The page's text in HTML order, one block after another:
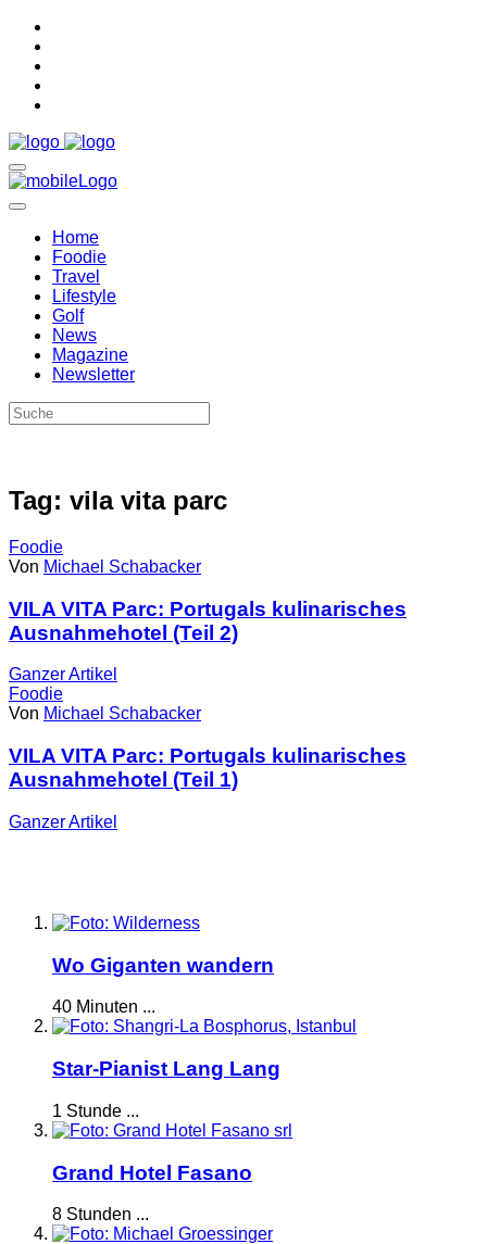
Home
Foodie
Travel
Lifestyle
Golf
News
Magazine
Newsletter
Tag: vila vita parc
Foodie
Von Michael Schabacker
VILA VITA Parc: Portugals kulinarisches
Ausnahmehotel (Teil 2)
GanzerArtikel
Foodie
Von Michael Schabacker
VILA VITA Parc: Portugals kulinarisches
Ausnahmehotel (Teil 1)
GanzerArtikel
Wo Giganten wandern
40 Minuten ...
Star-Pianist Lang Lang
1 Stunde ...
Grand Hotel Fasano
8 Stunden ...